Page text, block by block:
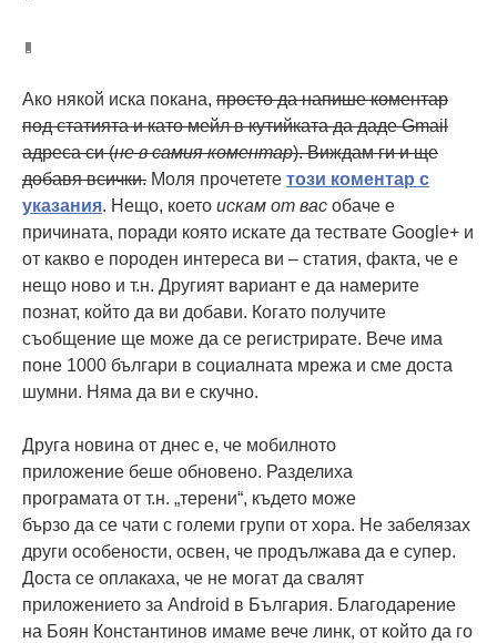
Ако някой иска покана, просто да напише коментар
под статията и като мейл в кутийката да даде Gmail
адреса си (не в самия коментар). Виждам ги и ще
добавя всички. Моля прочетете този коментар с
указания. Нещо, което искам от вас обаче е
причината, поради която искате да тествате Google+ и
от какво е породен интереса ви – статия, факта, че е
нещо ново и т.н. Другият вариант е да намерите
познат, който да ви добави. Когато получите
съобщение ще може да се регистрирате. Вече има
поне 1000 българи в социалната мрежа и сме доста
шумни. Няма да ви е скучно.
Друга новина от днес е, че мобилното
приложение беше обновено. Разделиха
програмата от т.н. „терени“, където може
бързо да се чати с големи групи от хора. Не забелязах
други особености, освен, че продължава да е супер.
Доста се оплакаха, че не могат да свалят
приложението за Android в България. Благодарение
на Боян Константинов имаме вече линк, от който да го